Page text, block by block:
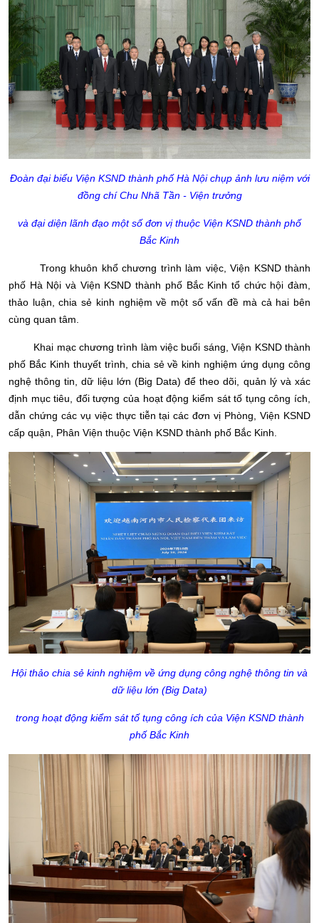
Đoàn đại biểu Viện KSND thành phố Hà Nội chụp ảnh lưu niệm với
đồng chí Chu Nhã Tần - Viện trưởng
và đại diện lãnh đạo một số đơn vị thuộc Viện KSND thành phố
Bắc Kinh
Trong khuôn khổ chương trình làm việc, Viện KSND thành
phố Hà Nội và Viện KSND thành phố Bắc Kinh tổ chức hội đàm,
thảo luận, chia sẻ kinh nghiệm về một số vấn đề mà cả hai bên
cùng quan tâm.
Khai mạc chương trình làm việc buổi sáng, Viện KSND thành
phố Bắc Kinh thuyết trình, chia sẻ về kinh nghiệm ứng dụng công
nghệ thông tin, dữ liệu lớn (Big Data) để theo dõi, quản lý và xác
định mục tiêu, đối tượng của hoạt động kiểm sát tố tụng công ích,
dẫn chứng các vụ việc thực tiễn tại các đơn vị Phòng, Viện KSND
cấp quận, Phân Viện thuộc Viện KSND thành phố Bắc Kinh.
Hội thảo chia sẻ kinh nghiệm về ứng dụng công nghệ thông tin và
dữ liệu lớn (Big Data)
trong hoạt động kiểm sát tố tụng công ích của Viện KSND thành
phố Bắc Kinh